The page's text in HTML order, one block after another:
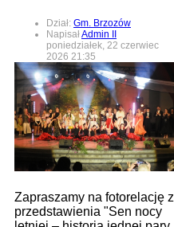
Dział: Gm. Brzozów
NapisałAdmin II
poniedziałek, 22 czerwiec
2026 21:35
Zapraszamy na fotorelację z
przedstawienia "Sen nocy